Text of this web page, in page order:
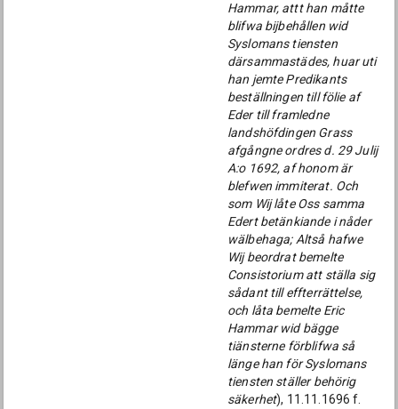
Hammar, attt han måtte
blifwa bijbehållen wid
Syslomans tiensten
därsammastädes, huar uti
han jemte Predikants
beställningen till fölie af
Eder till framledne
landshöfdingen Grass
afgångne ordres d. 29 Julij
A:o 1692, af honom är
blefwen immiterat. Och
som Wij låte Oss samma
Edert betänkiande i nåder
wälbehaga; Altså hafwe
Wij beordrat bemelte
Consistorium att ställa sig
sådant till effterrättelse,
och låta bemelte Eric
Hammar wid bägge
tiänsterne förblifwa så
länge han för Syslomans
tiensten ställer behörig
säkerhet), 11.11.1696 f.